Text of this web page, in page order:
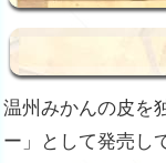
温州みかんの皮を
ー」として発売し